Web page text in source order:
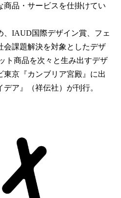
商品・サービスを仕掛けてい
、IAUD国際デザイン賞、フェ
会課題解決を対象としたデザ
ト商品を次々と生み出すデザ
東京『カンブリア宮殿』に出
ア』（祥伝社）が刊行。